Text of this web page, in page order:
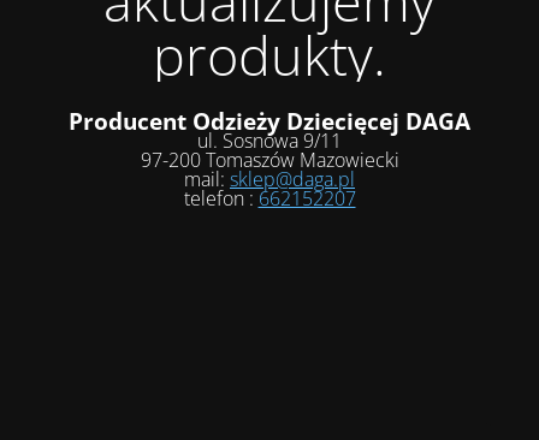
produkty.
Producent Odzieży Dziecięcej DAGA
ul. Sosnowa 9/11
97-200 Tomaszów Mazowiecki
mail: sklep@daga.pl
telefon : 662152207